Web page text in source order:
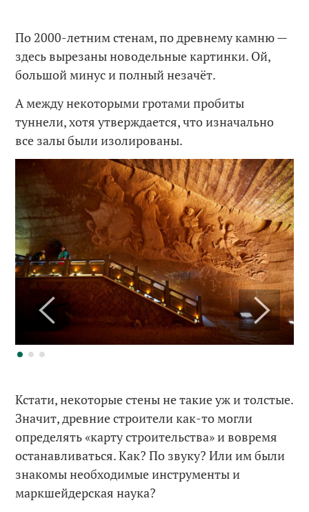
По 2000-летним стенам, по древнему камню —
здесь вырезаны новодельные картинки. Ой,
большой минус и полный незачёт.
А между некоторыми гротами пробиты
туннели, хотя утверждается, что изначально
все залы были изолированы.
Кстати, некоторые стены не такие уж и толстые.
Значит, древние строители как-то могли
определять «карту строительства» и вовремя
останавливаться. Как? По звуку? Или им были
знакомы необходимые инструменты и
маркшейдерская наука?